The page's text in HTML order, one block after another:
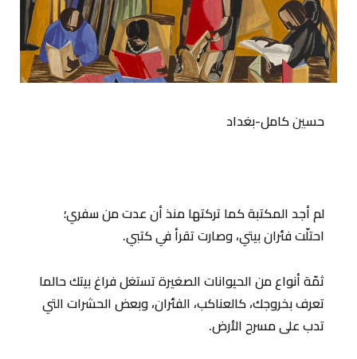
حسين كامل-بغداد
لم أجد المكتبة كما تركتها منذ أن عدت من سفري؛
احتلّت فئران بيتي، وصارت تقرأ في كتبي.
ثمّة أنواع من الحيوانات الصغيرة تستغل فراغ بيتك حالما
تعرف بخروجك، كالعناكب، الفئران، وبعض الحشرات التي
تدب على مسرح الأرض.